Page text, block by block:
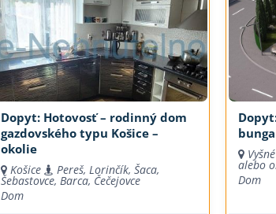
Dopyt: Hotovosť – rodinný dom
gazdovského typu Košice –
okolie
Košice Pereš, Lorinčík, Šaca,
Šebastovce, Barca, Čečejovce
Dom
alebo
Dom